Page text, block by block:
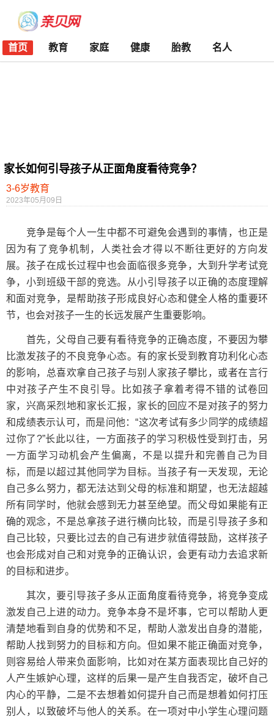
首页 教育 家庭 健康 胎教 名人
家长如何引导孩子从正面角度看待竞争？
3-6岁教育
2023年05月09日
竞争是每个人一生中都不可避免会遇到的事情，也正是
因为有了竞争机制，人类社会才得以不断往更好的方向发
展。孩子在成长过程中也会面临很多竞争，大到升学考试竞
争，小到班级干部的竞选。从小引导孩子以正确的态度理解
和面对竞争，是帮助孩子形成良好心态和健全人格的重要环
节，也会对孩子一生的长远发展产生重要影响。
首先，父母自己要有看待竞争的正确态度，不要因为攀
比激发孩子的不良竞争心态。有的家长受到教育功利化心态
的影响，总喜欢拿自己孩子与别人家孩子攀比，或者在言行
中对孩子产生不良引导。比如孩子拿着考得不错的试卷回
家，兴高采烈地和家长汇报，家长的回应不是对孩子的努力
和成绩表示认可，而是问他：“这次考试有多少同学的成绩超
过你了?”长此以往，一方面孩子的学习积极性受到打击，另
一方面学习动机会产生偏离，不是以提升和完善自己为目
标，而是以超过其他同学为目标。当孩子有一天发现，无论
自己多么努力，都无法达到父母的标准和期望，也无法超越
所有同学时，他就会感到无力甚至绝望。而父母如果能有正
确的观念，不是总拿孩子进行横向比较，而是引导孩子多和
自己比较，只要比过去的自己有进步就值得鼓励，这样孩子
也会形成对自己和对竞争的正确认识，会更有动力去追求新
的目标和进步。
其次，要引导孩子多从正面角度看待竞争，将竞争变成
激发自己上进的动力。竞争本身不是坏事，它可以帮助人更
清楚地看到自身的优势和不足，帮助人激发出自身的潜能，
帮助人找到努力的目标和方向。但如果不能正确面对竞争，
则容易给人带来负面影响，比如对在某方面表现比自己好的
人产生嫉妒心理，这样的后果一是产生自我否定，破坏自己
内心的平静，二是不去想着如何提升自己而是想着如何打压
别人，以致破坏与他人的关系。在一项对中小学生心理问题